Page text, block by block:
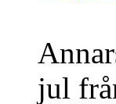
jul